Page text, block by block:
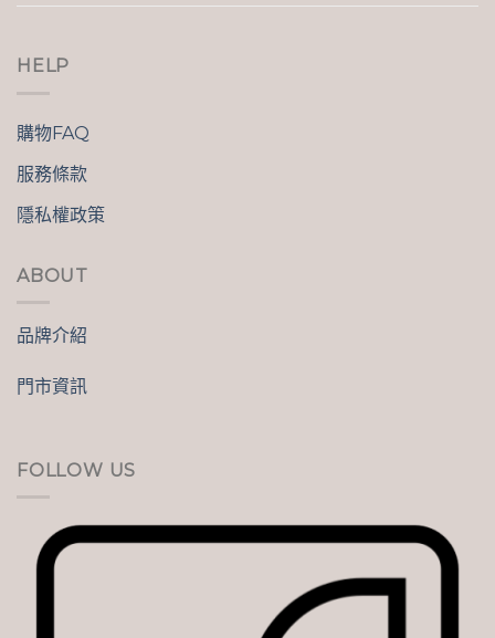
HELP
購物FAQ
服務條款
隱私權政策
ABOUT
品牌介紹
門市資訊
FOLLOW US